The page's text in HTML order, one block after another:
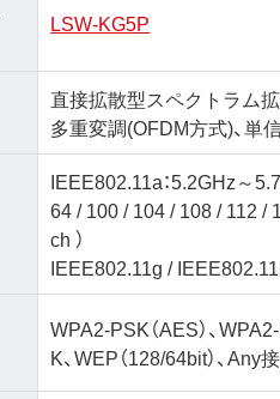
LSW-KG5P
直接拡散型スペクトラム
多重変調(OFDM方式)、単
IEEE802.11a：5.2GHz～
64 / 100 / 104 / 108 / 112 /
ch ）
IEEE802.11g /
WPA2-PSK（AES）、
K、WEP（128/64bit）、